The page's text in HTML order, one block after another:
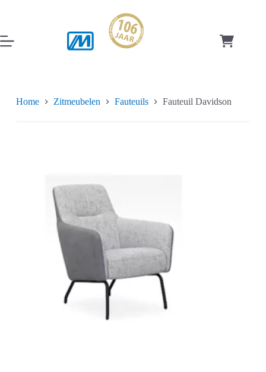
inhoud
Home Zitmeubelen Fauteuils Fauteuil Davidson